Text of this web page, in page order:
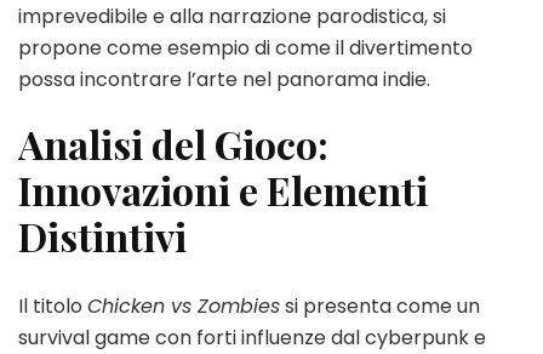
imprevedibile e alla narrazione parodistica, si
propone come esempio di come il divertimento
possa incontrare l’arte nel panorama indie.
Analisi del Gioco:
Innovazioni e Elementi
Distintivi
Il titolo Chicken vs Zombiessi presenta come un
survival game con forti influenze dal cyberpunk e